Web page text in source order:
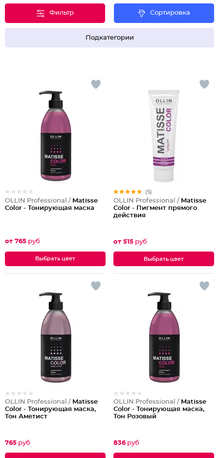
Фильтр Сортировка
Подкатегории
OLLIN Professional / Matisse
Color - Тонирующая маска
от 765 руб
Выбрать цвет
(5)
OLLIN Professional / Matisse
Color - Пигмент прямого
действия
от 515 руб
Выбрать цвет
OLLIN Professional / Matisse
Color - Тонирующая маска,
Тон Аметист
765 руб
OLLIN Professional / Matisse
Color - Тонирующая маска,
Тон Розовый
836 руб